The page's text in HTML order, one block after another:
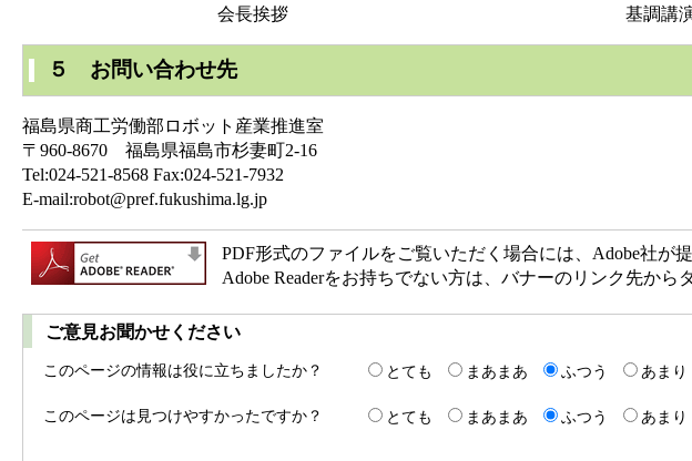
会長挨拶 基調講演の様
５ お問い合わせ先
福島県商工労働部ロボット産業推進室
〒960-8670 福島県福島市杉妻町2-16
Tel:024-521-8568 Fax:024-521-7932
E-mail:robot@pref.fukushima.lg.jp
PDF形式のファイルをご覧いただく場合には、Adobe社が提
Adobe Readerをお持ちでない方は、バナーのリンク先から
ご意見お聞かせください
このページの情報は役に立ちましたか？ とても まあまあ ふつう あまり
このページは見つけやすかったですか？
とても まあまあ ふつう あまり